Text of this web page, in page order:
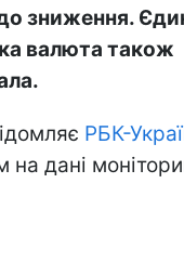
зниження.
валюта також
РБК-
на дані